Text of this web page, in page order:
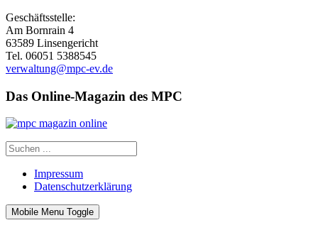
Geschäftsstelle:
Am Bornrain 4
63589 Linsengericht
Tel. 06051 5388545
verwaltung@mpc-ev.de
Das Online-Magazin des MPC
Impressum
Datenschutzerklärung
Mobile Menu Toggle